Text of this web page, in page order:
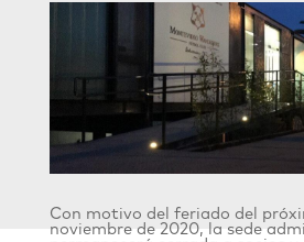
Con motivo del feriado del
noviembre de 2020, la sede